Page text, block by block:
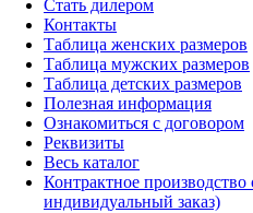
Стать дилером
Контакты
Таблица женских размеров
Таблица мужских размеров
Таблица детских размеров
Полезная информация
Ознакомиться с договором
Реквизиты
Весь каталог
Контрактное
индивидуальный заказ)